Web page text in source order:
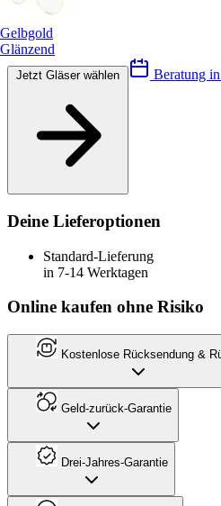
Gelbgold
Glänzend
Beratung
Deine Lieferoptionen
Standard-Lieferung
in 7-14 Werktagen
Online kaufen ohne Risiko
Kostenlose Rücksendung &
Geld-zurück-Garantie
Drei-Jahres-Garantie